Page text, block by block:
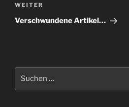
Nächster
Beitrag
WEITER
Verschwundene Artikel…